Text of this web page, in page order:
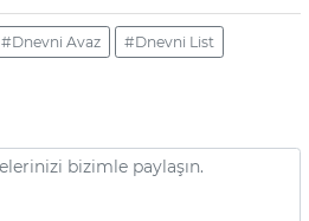
#Dnevni Avaz #Dnevni List